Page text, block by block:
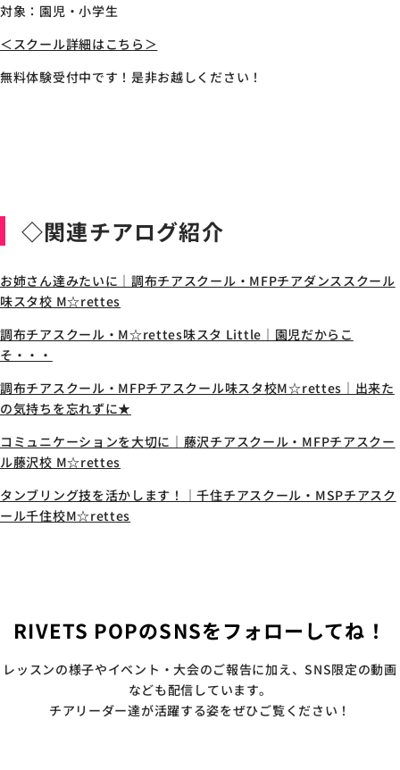
対象：園児・小学生
＜スクール詳細はこちら＞
無料体験受付中です！是非お越しください！
◇関連チアログ紹介
お姉さん達みたいに｜調布チアスクール・MFPチアダンススクール
味スタ校 M☆rettes
調布チアスクール・M☆rettes味スタ Little｜園児だからこ
そ・・・
調布チアスクール・MFPチアスクール味スタ校M☆rettes｜出来た
の気持ちを忘れずに★
コミュニケーションを大切に｜藤沢チアスクール・MFPチアスクー
ル藤沢校 M☆rettes
タンブリング技を活かします！｜千住チアスクール・MSPチアスク
ール千住校M☆rettes
RIVETS POPのSNSをフォローしてね！
レッスンの様子やイベント・大会のご報告に加え、SNS限定の動画
なども配信しています。
チアリーダー達が活躍する姿をぜひご覧ください！